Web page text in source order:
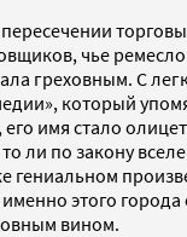
чье
греховным. С
который
имя стало
ли по закону
гениальном
этого
вином.